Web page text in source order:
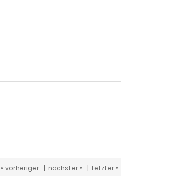
« vorheriger | nächster » | Letzter »